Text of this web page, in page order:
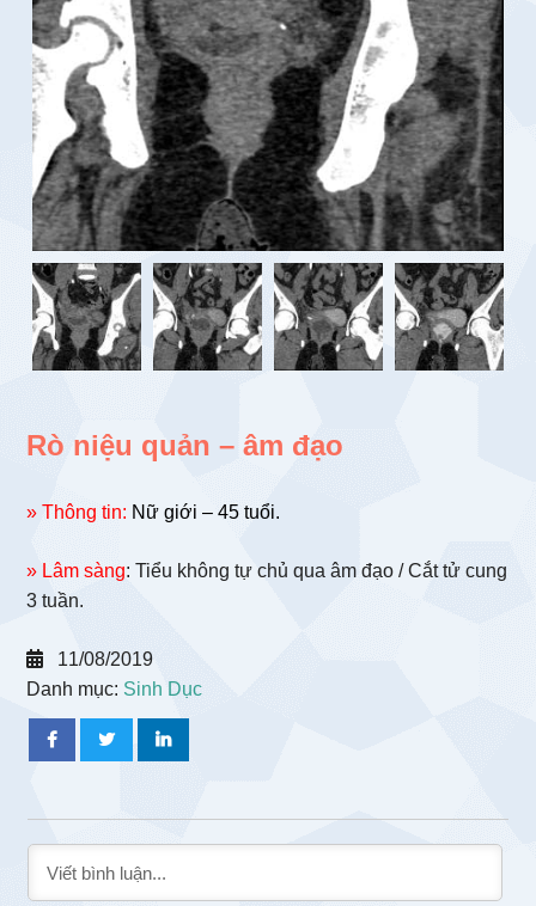
Rò niệu quản – âm đạo
» Thông tin: Nữ giới – 45 tuổi.
» Lâm sàng: Tiểu không tự chủ qua âm đạo / Cắt tử cung
3 tuần.
11/08/2019
Danh mục: Sinh Dục